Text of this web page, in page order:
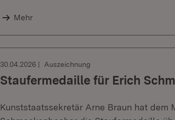
Mehr
30.04.2026 Auszeichnung
Staufermedaille für Erich
Kunststaatssekretär Arne Braun hat dem